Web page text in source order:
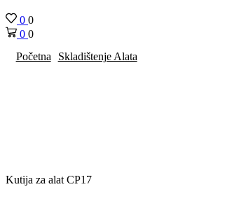
0 0
0 0
Početna Skladištenje Alata
Kutija za alat CP17